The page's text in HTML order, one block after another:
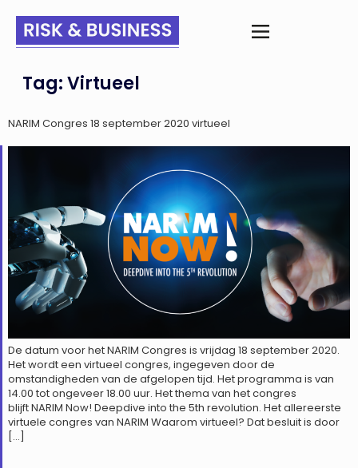
Tag:Virtueel
NARIM Congres 18 september 2020 virtueel
De datum voor het NARIM Congres is vrijdag 18 september 2020.
Het wordt een virtueel congres, ingegeven door de
omstandigheden van de afgelopen tijd. Het programma is van
14.00 tot ongeveer 18.00 uur. Het thema van het congres
blijft NARIM Now! Deepdive into the 5th revolution. Het allereerste
virtuele congres van NARIM Waarom virtueel? Dat besluit is door
[…]